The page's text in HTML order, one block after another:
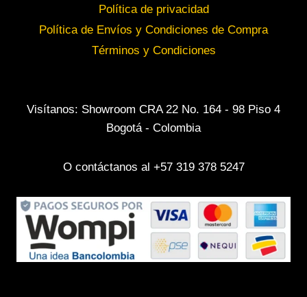
Política de privacidad
Política de Envíos y Condiciones de Compra
Términos y Condiciones
Visítanos: Showroom CRA 22 No. 164 - 98 Piso 4
Bogotá - Colombia
O contáctanos al +57 319 378 5247